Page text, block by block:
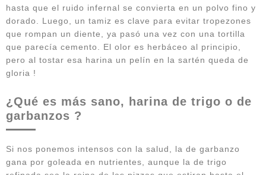
hasta que el ruido infernal se convierta en un polvo fino y
dorado. Luego, un tamiz es clave para evitar tropezones
que rompan un diente, ya pasó una vez con una tortilla
que parecía cemento. El olor es herbáceo al principio,
pero al tostar esa harina un pelín en la sartén queda de
gloria !
¿Qué es más sano, harina de trigo o de
garbanzos ?
Si nos ponemos intensos con la salud, la de garbanzo
gana por goleada en nutrientes, aunque la de trigo